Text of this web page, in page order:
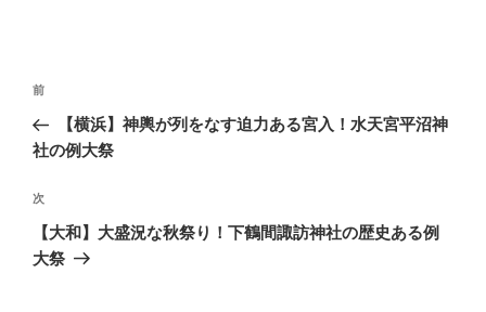
投
ナ
ゲ
ー
シ
過
去
の
稿
前
【横浜】神輿が列をなす迫力ある宮入！水天宮平沼神
社の例大祭
次
の
投
次
【大和】大盛況な秋祭り！下鶴間諏訪神社の歴史ある例
大祭